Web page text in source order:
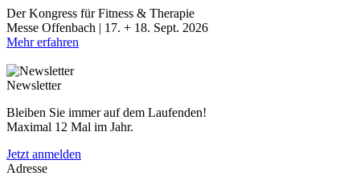
Der Kongress für Fitness & Therapie
Messe Offenbach | 17. + 18. Sept. 2026
Mehr erfahren
Newsletter
Bleiben Sie immer auf dem Laufenden!
Maximal 12 Mal im Jahr.
Jetzt anmelden
Adresse